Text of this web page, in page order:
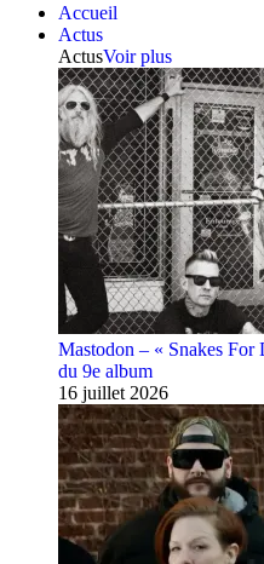
Accueil
Actus
ActusVoir plus
Mastodon – « Snakes
du 9e album
16 juillet 2026